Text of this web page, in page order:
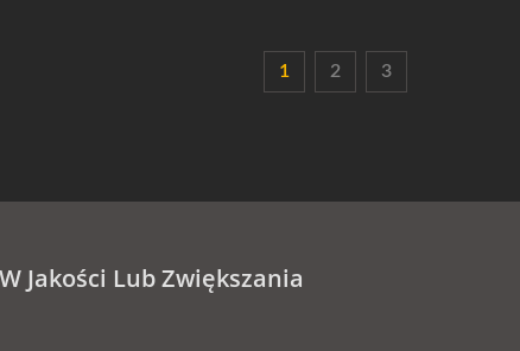
1 2 3
Jakości Lub Zwiększania